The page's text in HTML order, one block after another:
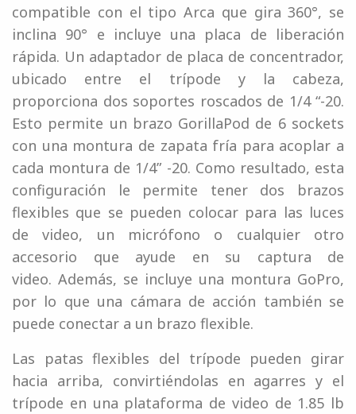
compatible con el tipo Arca que gira 360°, se
inclina 90° e incluye una placa de liberación
rápida. Un adaptador de placa de concentrador,
ubicado entre el trípode y la cabeza,
proporciona dos soportes roscados de 1/4 “-20.
Esto permite un brazo GorillaPod de 6 sockets
con una montura de zapata fría para acoplar a
cada montura de 1/4” -20. Como resultado, esta
configuración le permite tener dos brazos
flexibles que se pueden colocar para las luces
de video, un micrófono o cualquier otro
accesorio que ayude en su captura de
video. Además, se incluye una montura GoPro,
por lo que una cámara de acción también se
puede conectar a un brazo flexible.
Las patas flexibles del trípode pueden girar
hacia arriba, convirtiéndolas en agarres y el
trípode en una plataforma de video de 1.85 lb